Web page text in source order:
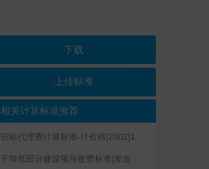
下载
上传标准
相关计算标准推荐